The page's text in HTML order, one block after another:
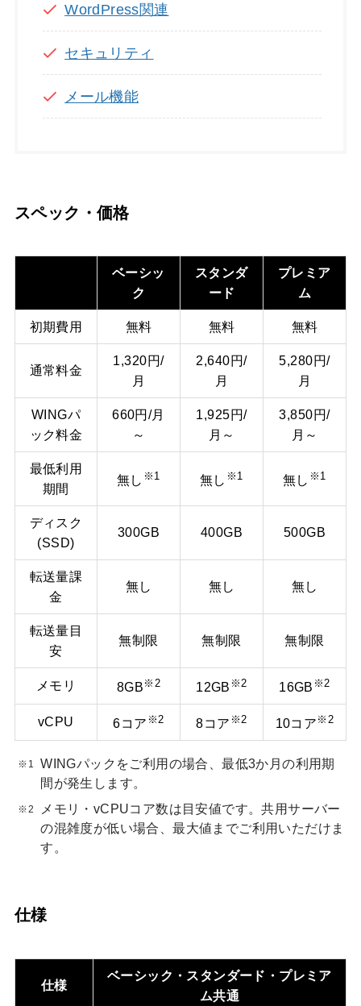
WordPress関連
セキュリティ
メール機能
スペック・価格
ベーシッ
ク
スタンダ
ード
プレミア
ム
初期費用 無料 無料 無料
通常料金
1,320円/
月
2,640円/
月
5,280円/
月
WINGパ
ック料金
660円/月
～
1,925円/
月～
3,850円/
月～
最低利用
期間
無し ※1 無し ※1 無し ※1
ディスク
(SSD)
300GB 400GB 500GB
転送量課
金
無し 無し 無し
転送量目
安
無制限 無制限 無制限
メモリ 8GB ※2 12GB ※2 16GB ※2
vCPU 6コア ※2 8コア ※2 10コア ※2
WINGパックをご利用の場合、最低3か月の利用期
間が発生します。
メモリ・vCPUコア数は目安値です。共用サーバー
の混雑度が低い場合、最大値までご利用いただけま
す。
仕様
仕様
ベーシック・スタンダード・プレミア
ム共通